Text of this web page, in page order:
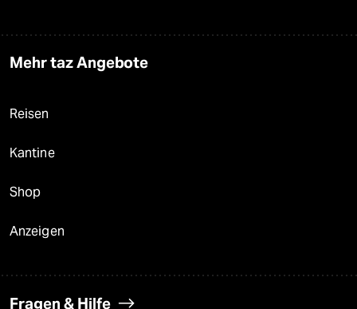
Mehr taz Angebote
Reisen
Kantine
Shop
Anzeigen
Fragen & Hilfe